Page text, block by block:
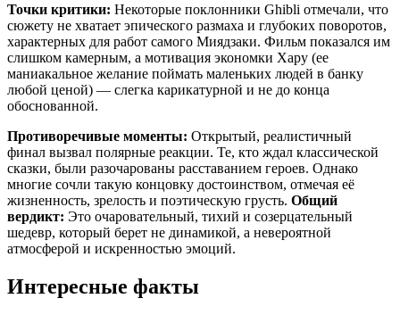
Точки критики: Некоторые поклонники Ghibli отмечали, что
сюжету не хватает эпического размаха и глубоких поворотов,
характерных для работ самого Миядзаки. Фильм показался им
слишком камерным, а мотивация экономки Хару (ее
маниакальное желание поймать маленьких людей в банку
любой ценой) — слегка карикатурной и не до конца
обоснованной.
Противоречивые моменты: Открытый, реалистичный
финал вызвал полярные реакции. Те, кто ждал классической
сказки, были разочарованы расставанием героев. Однако
многие сочли такую концовку достоинством, отмечая её
жизненность, зрелость и поэтическую грусть. Общий
вердикт: Это очаровательный, тихий и созерцательный
шедевр, который берет не динамикой, а невероятной
атмосферой и искренностью эмоций.
Интересные факты